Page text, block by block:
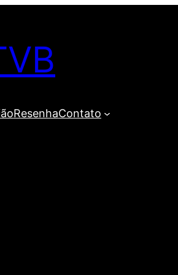
ResenhaContato